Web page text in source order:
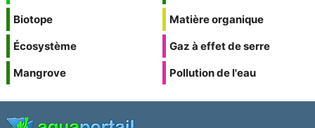
Biotope
Écosystème
Mangrove
Matière organique
Gaz à effet de serre
Pollution de l'eau